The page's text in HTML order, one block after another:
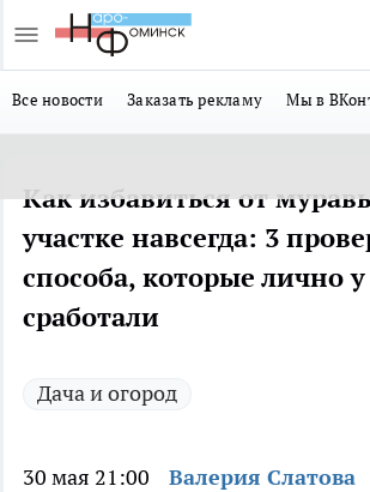
Все новости Заказать рекламу Мы в
Как избавиться от
участке навсегда: 3
способа, которые лично
сработали
Дача и огород
30 мая 21:00 Валерия Слатова